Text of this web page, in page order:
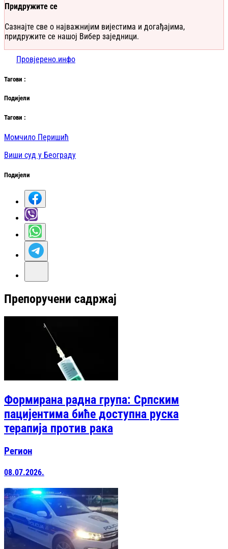
Придружите се
Сазнајте све о најважнијим вијестима и догађајима,
придружите се нашој Вибер заједници.
Провјерено.инфо
Тагови :
Подијели
Тагови :
Момчило Перишић
Виши суд у Београду
Подијели
Препоручени садржај
Формирана радна група: Српским
пацијентима биће доступна руска
терапија против рака
Регион
08.07.2026.